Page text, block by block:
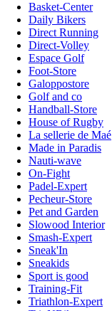
Basket-Center
Daily Bikers
Direct Running
Direct-Volley
Espace Golf
Foot-Store
Galoppostore
Golf and co
Handball-Store
House of Rugby
La sellerie de Maé
Made in Paradis
Nauti-wave
On-Fight
Padel-Expert
Pecheur-Store
Pet and Garden
Slowood Interior
Smash-Expert
Sneak'In
Sneakids
Sport is good
Training-Fit
Triathlon-Expert